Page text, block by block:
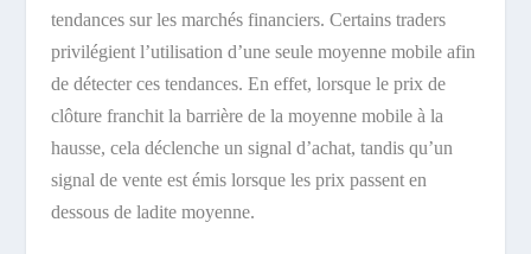
tendances sur les marchés financiers. Certains traders
privilégient l’utilisation d’une seule moyenne mobile afin
de détecter ces tendances. En effet, lorsque le prix de
clôture franchit la barrière de la moyenne mobile à la
hausse, cela déclenche un signal d’achat, tandis qu’un
signal de vente est émis lorsque les prix passent en
dessous de ladite moyenne.